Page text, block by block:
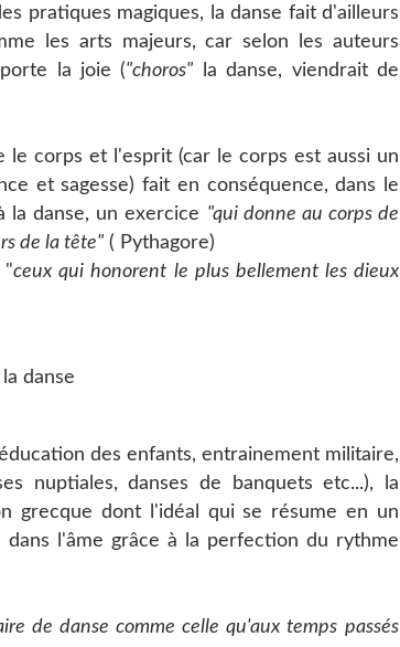
pratiques magiques, la danse fait d'ailleurs
les arts majeurs, car selon les auteurs
la joie ("choros" la danse, viendrait de
corps et l'esprit (car le corps est aussi un
et sagesse) fait en conséquence, dans le
la danse, un exercice "qui donne au corps de
de la tête" ( Pythagore)
"ceux qui honorent le plus bellement les dieux
des enfants, entrainement militaire,
nuptiales, danses de banquets etc...), la
grecque dont l'idéal qui se résume en un
l'âme grâce à la perfection du rythme
de danse comme celle qu'aux temps passés